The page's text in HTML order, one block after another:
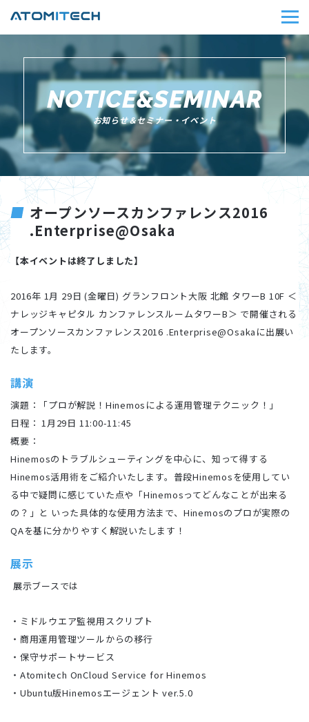
NOTICE&SEMINAR
お知らせ＆セミナー・イベント
オープンソースカンファレンス2016
.Enterprise@Osaka
【本イベントは終了しました】
2016年 1月 29日 (金曜日) グランフロント大阪 北館 タワーB 10F ＜
ナレッジキャピタル カンファレンスルームタワーB＞ で開催される
オープンソースカンファレンス2016 .Enterprise@Osakaに出展い
たします。
講演
演題：「プロが解説！Hinemosによる運用管理テクニック！」
日程： 1月29日 11:00-11:45
概要：
Hinemosのトラブルシューティングを中心に、知って得する
Hinemos活用術をご紹介いたします。普段Hinemosを使用してい
る中で疑問に感じていた点や「Hinemosってどんなことが出来る
の？」と いった具体的な使用方法まで、Hinemosのプロが実際の
QAを基に分かりやすく解説いたします！
展示
展示ブースでは
・ミドルウエア監視用スクリプト
・商用運用管理ツールからの移行
・保守サポートサービス
・Atomitech OnCloud Service for Hinemos
・Ubuntu版Hinemosエージェント ver.5.0